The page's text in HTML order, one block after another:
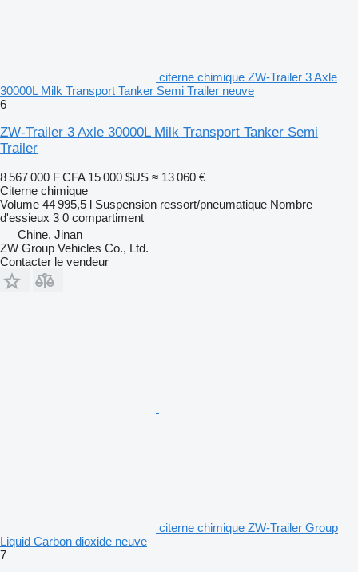
citerne chimique ZW-Trailer 3 Axle
30000L Milk Transport Tanker Semi Trailer neuve
6
ZW-Trailer 3 Axle 30000L Milk Transport Tanker Semi
Trailer
8 567 000 F CFA 15 000 $US ≈ 13 060 €
Citerne chimique
Volume 44 995,5 l Suspension ressort/pneumatique Nombre
d'essieux 3 0 compartiment
Chine, Jinan
ZW Group Vehicles Co., Ltd.
Contacter le vendeur
citerne chimique ZW-Trailer Group
Liquid Carbon dioxide neuve
7